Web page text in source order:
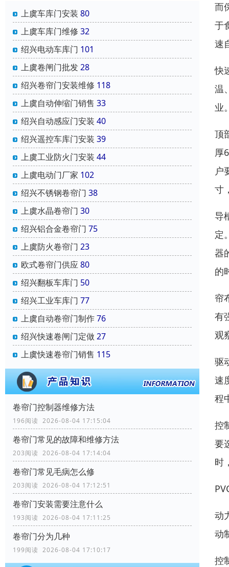
上虞车库门安装 80
上虞车库门维修 32
绍兴电动车库门 101
上虞卷闸门批发28
绍兴卷帘门安装维修 118
上虞自动伸缩门销售 33
绍兴自动感应门安装 40
绍兴遥控车库门安装 39
上虞工业防火门安装 44
上虞电动门厂家 102
绍兴不锈钢卷帘门 38
上虞水晶卷帘门 30
绍兴铝合金卷帘门 75
上虞防火卷帘门 23
欧式卷帘门供应80
绍兴翻板车库门 50
绍兴工业车库门 77
上虞自动卷帘门制作76
绍兴快速卷闸门定做27
上虞快速卷帘门销售 115
卷帘门控制器维修方法
196阅读 2026-08-04 17:15:04
卷帘门常见的故障和维修方法
203阅读 2026-08-04 17:14:04
卷帘门常见毛病怎么修
203阅读 2026-08-04 17:12:51
卷帘门安装需要注意什么
193阅读 2026-08-04 17:11:25
卷帘门分为几种
199阅读 2026-08-04 17:10:17
而
于
速
快
温
业
顶
厚
户
寸
导
定
器
的
帘
有
观
驱
速
程
控
要
时
动
动
控